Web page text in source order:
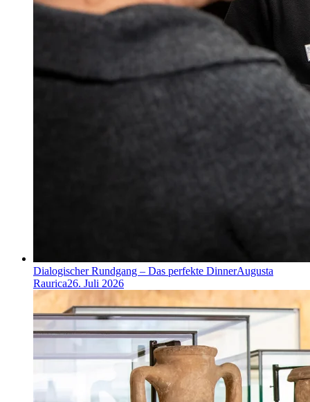
Dialogischer Rundgang – Das perfekte DinnerAugusta
Raurica26. Juli 2026